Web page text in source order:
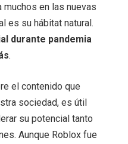
muchos en las nuevas
es su hábitat natural.
durante pandemia
.
el contenido que
sociedad, es útil
su potencial tanto
Aunque Roblox fue